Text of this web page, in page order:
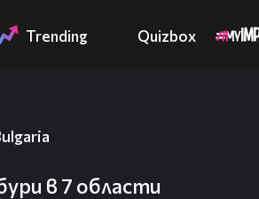
Trending Quizbox
в 7 области